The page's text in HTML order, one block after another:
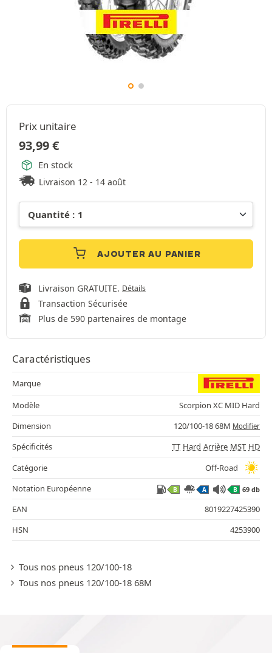
Prix unitaire
93,99€
En stock
Livraison 12 - 14 août
AJOUTER AU PANIER
Livraison GRATUITE. Détails
Transaction Sécurisée
Plus de 590 partenaires de montage
Caractéristiques
Marque
Modèle
Scorpion XC MID Hard
Dimension
120/100-18 68M Modifier
Spécificités TT Hard Arrière MST HD
Catégorie
Off-Road
Notation Européenne
B A B 69 db
EAN
8019227425390
HSN
4253900
Tous nos pneus 120/100-18
Tous nos pneus 120/100-18 68M